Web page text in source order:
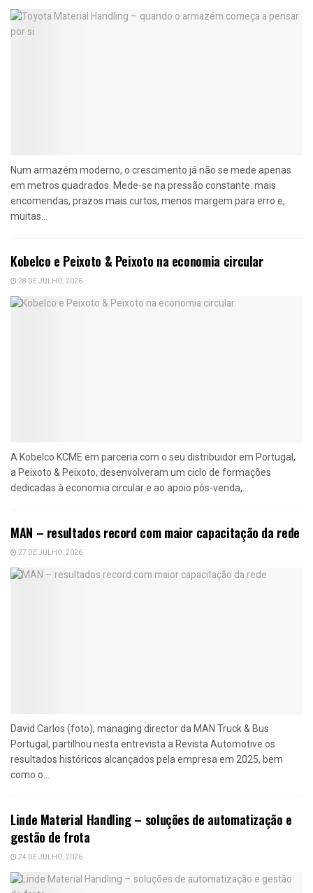
Num armazém moderno, o crescimento já não se mede apenas
em metros quadrados. Mede-se na pressão constante: mais
encomendas, prazos mais curtos, menos margem para erro e,
muitas...
Kobelco e Peixoto & Peixoto na economia circular
28 DE JULHO, 2026
A Kobelco KCME em parceria com o seu distribuidor em Portugal,
a Peixoto & Peixoto, desenvolveram um ciclo de formações
dedicadas à economia circular e ao apoio pós-venda,...
MAN – resultados record com maior capacitação da rede
27 DE JULHO, 2026
David Carlos (foto), managing director da MAN Truck & Bus
Portugal, partilhou nesta entrevista a Revista Automotive os
resultados históricos alcançados pela empresa em 2025, bem
como o...
Linde Material Handling – soluções de automatização e
gestão de frota
24 DE JULHO, 2026